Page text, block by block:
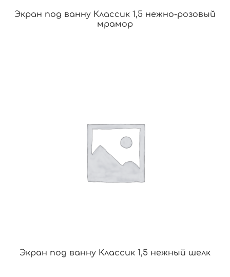
Экран под ванну Классик 1,5 нежно-розовый
мрамор
Экран под ванну Классик 1,5 нежный шелк